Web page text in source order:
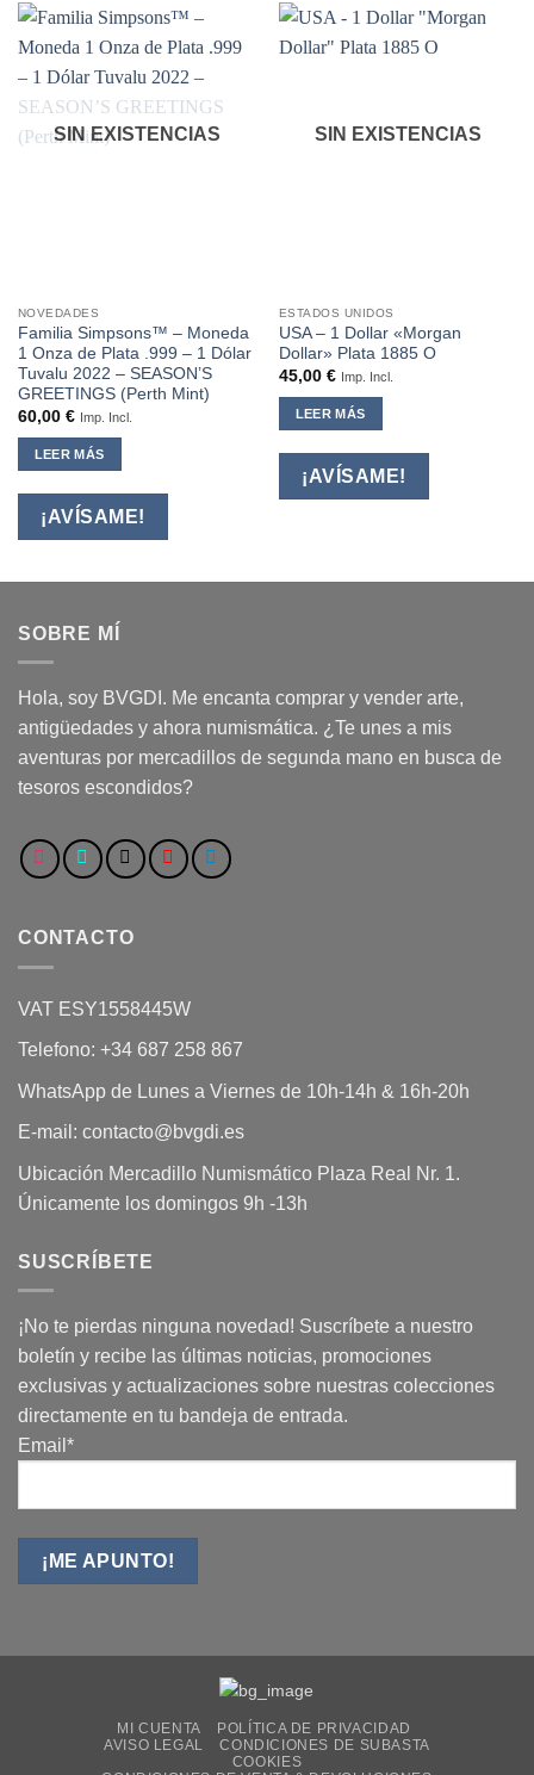
SIN EXISTENCIAS
NOVEDADES
Familia Simpsons™ – Moneda
1 Onza de Plata .999 – 1 Dólar
Tuvalu 2022 – SEASON’S
GREETINGS (Perth Mint)
60,00 € Imp. Incl.
LEER MÁS
¡AVÍSAME!
SIN EXISTENCIAS
ESTADOS UNIDOS
USA – 1 Dollar «Morgan
Dollar» Plata 1885 O
45,00 € Imp. Incl.
LEER MÁS
¡AVÍSAME!
SOBRE MÍ
Hola, soy BVGDI. Me encanta comprar y vender arte,
antigüedades y ahora numismática. ¿Te unes a mis
aventuras por mercadillos de segunda mano en busca de
tesoros escondidos?
CONTACTO
VAT ESY1558445W
Telefono: +34 687 258 867
WhatsApp de Lunes a Viernes de 10h-14h & 16h-20h
E-mail: contacto@bvgdi.es
Ubicación Mercadillo Numismático Plaza Real Nr. 1.
Únicamente los domingos 9h -13h
SUSCRÍBETE
¡No te pierdas ninguna novedad! Suscríbete a nuestro
boletín y recibe las últimas noticias, promociones
exclusivas y actualizaciones sobre nuestras colecciones
directamente en tu bandeja de entrada.
Email*
MI CUENTA
POLÍTICA DE PRIVACIDAD
AVISO LEGAL
CONDICIONES DE SUBASTA
COOKIES